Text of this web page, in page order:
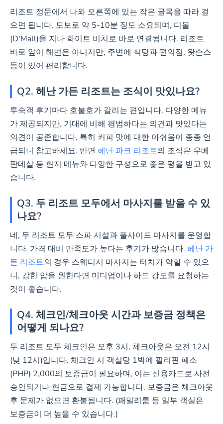
리조트 정문에서 나와 오른쪽에 있는 작은 골목을 따라 걸
으면 됩니다. 도보로 약 5-10분 정도 소요되며, 디몰
(D'Mall)을 지나 화이트 비치로 바로 연결됩니다. 리조트
바로 앞이 해변은 아니지만, 주변에 식당과 편의점, 왓슨스
등이 있어 편리합니다.
Q2. 헤난 가든 리조트는 조식이 맛있나요?
투숙객 후기마다 호불호가 갈리는 편입니다. 다양한 메뉴
가 제공되지만, 기대에 비해 평범하다는 의견과 맛있다는
의견이 공존합니다. 특히 커피 맛에 대한 아쉬움이 종종 언
급되니 참고하세요. 반면 헤난 파크 리조트의 조식은 우베
판데살 등 현지 메뉴와 다양한 구성으로 좋은 평을 받고 있
습니다.
Q3. 두 리조트 모두에서 마사지를 받을 수 있
나요?
네, 두 리조트 모두 스파 시설과 풀사이드 마사지를 운영합
니다. 가격 대비 만족도가 높다는 후기가 많습니다. 헤난 가
든 리조트의 경우 스웨디시 마사지는 터치가 약할 수 있으
니, 강한 압을 원한다면 미디엄이나 하드 강도를 요청하는
것이 좋습니다.
Q4. 체크인/체크아웃 시간과 보증금 정책은
어떻게 되나요?
두 리조트 모두 체크인은 오후 3시, 체크아웃은 오전 12시
(낮 12시)입니다. 체크인 시 객실당 1박에 필리핀 페소
(PHP) 2,000의 보증금이 필요하며, 이는 신용카드로 사전
승인되거나 현금으로 결제 가능합니다. 보증금은 체크아웃
후 문제가 없으면 환불됩니다. (패밀리룸 등 일부 객실은
보증금이 더 높을 수 있습니다.)